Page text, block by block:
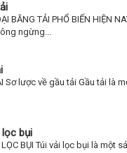
BĂNG TẢI PHỔ BIẾN HIỆN
ngừng...
Sơ lược về gầu tải Gầu tải là
lọc bụi
LỌC BỤI Túi vải lọc bụi là một